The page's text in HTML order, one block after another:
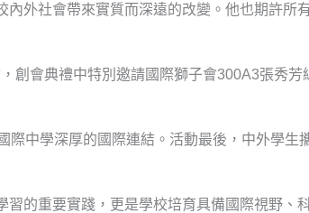
外社會帶來實質而深遠的改變。他也期許所
創會典禮中特別邀請國際獅子會300A3張秀
中學深厚的國際連結。活動最後，中外學
的重要實踐，更是學校培育具備國際視野、